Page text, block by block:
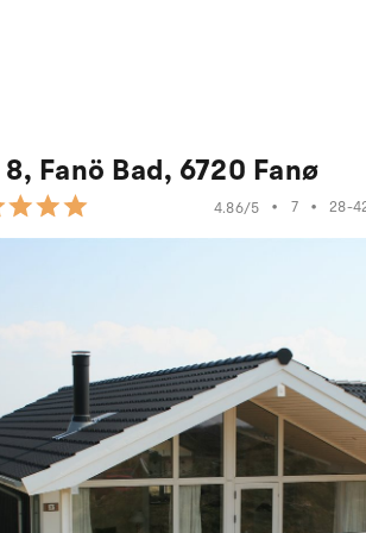
Fanö Bad, 6720 Fanø
4.86/5 • 7 • 28-